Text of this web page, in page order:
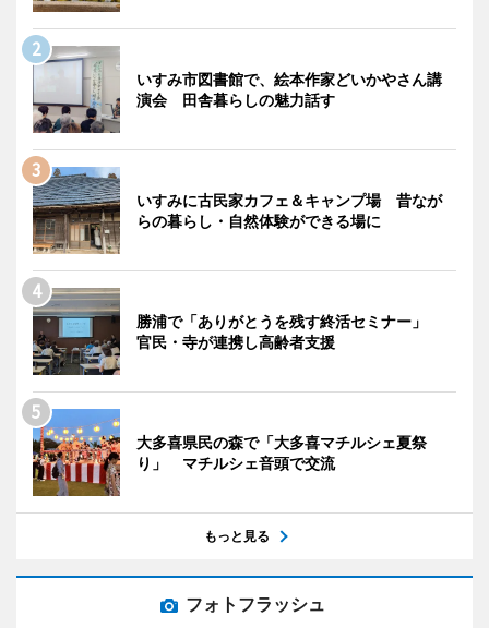
いすみ市図書館で、絵本作家どいかやさん講
演会 田舎暮らしの魅力話す
いすみに古民家カフェ＆キャンプ場 昔なが
らの暮らし・自然体験ができる場に
勝浦で「ありがとうを残す終活セミナー」
官民・寺が連携し高齢者支援
大多喜県民の森で「大多喜マチルシェ夏祭
り」 マチルシェ音頭で交流
もっと見る
フォトフラッシュ